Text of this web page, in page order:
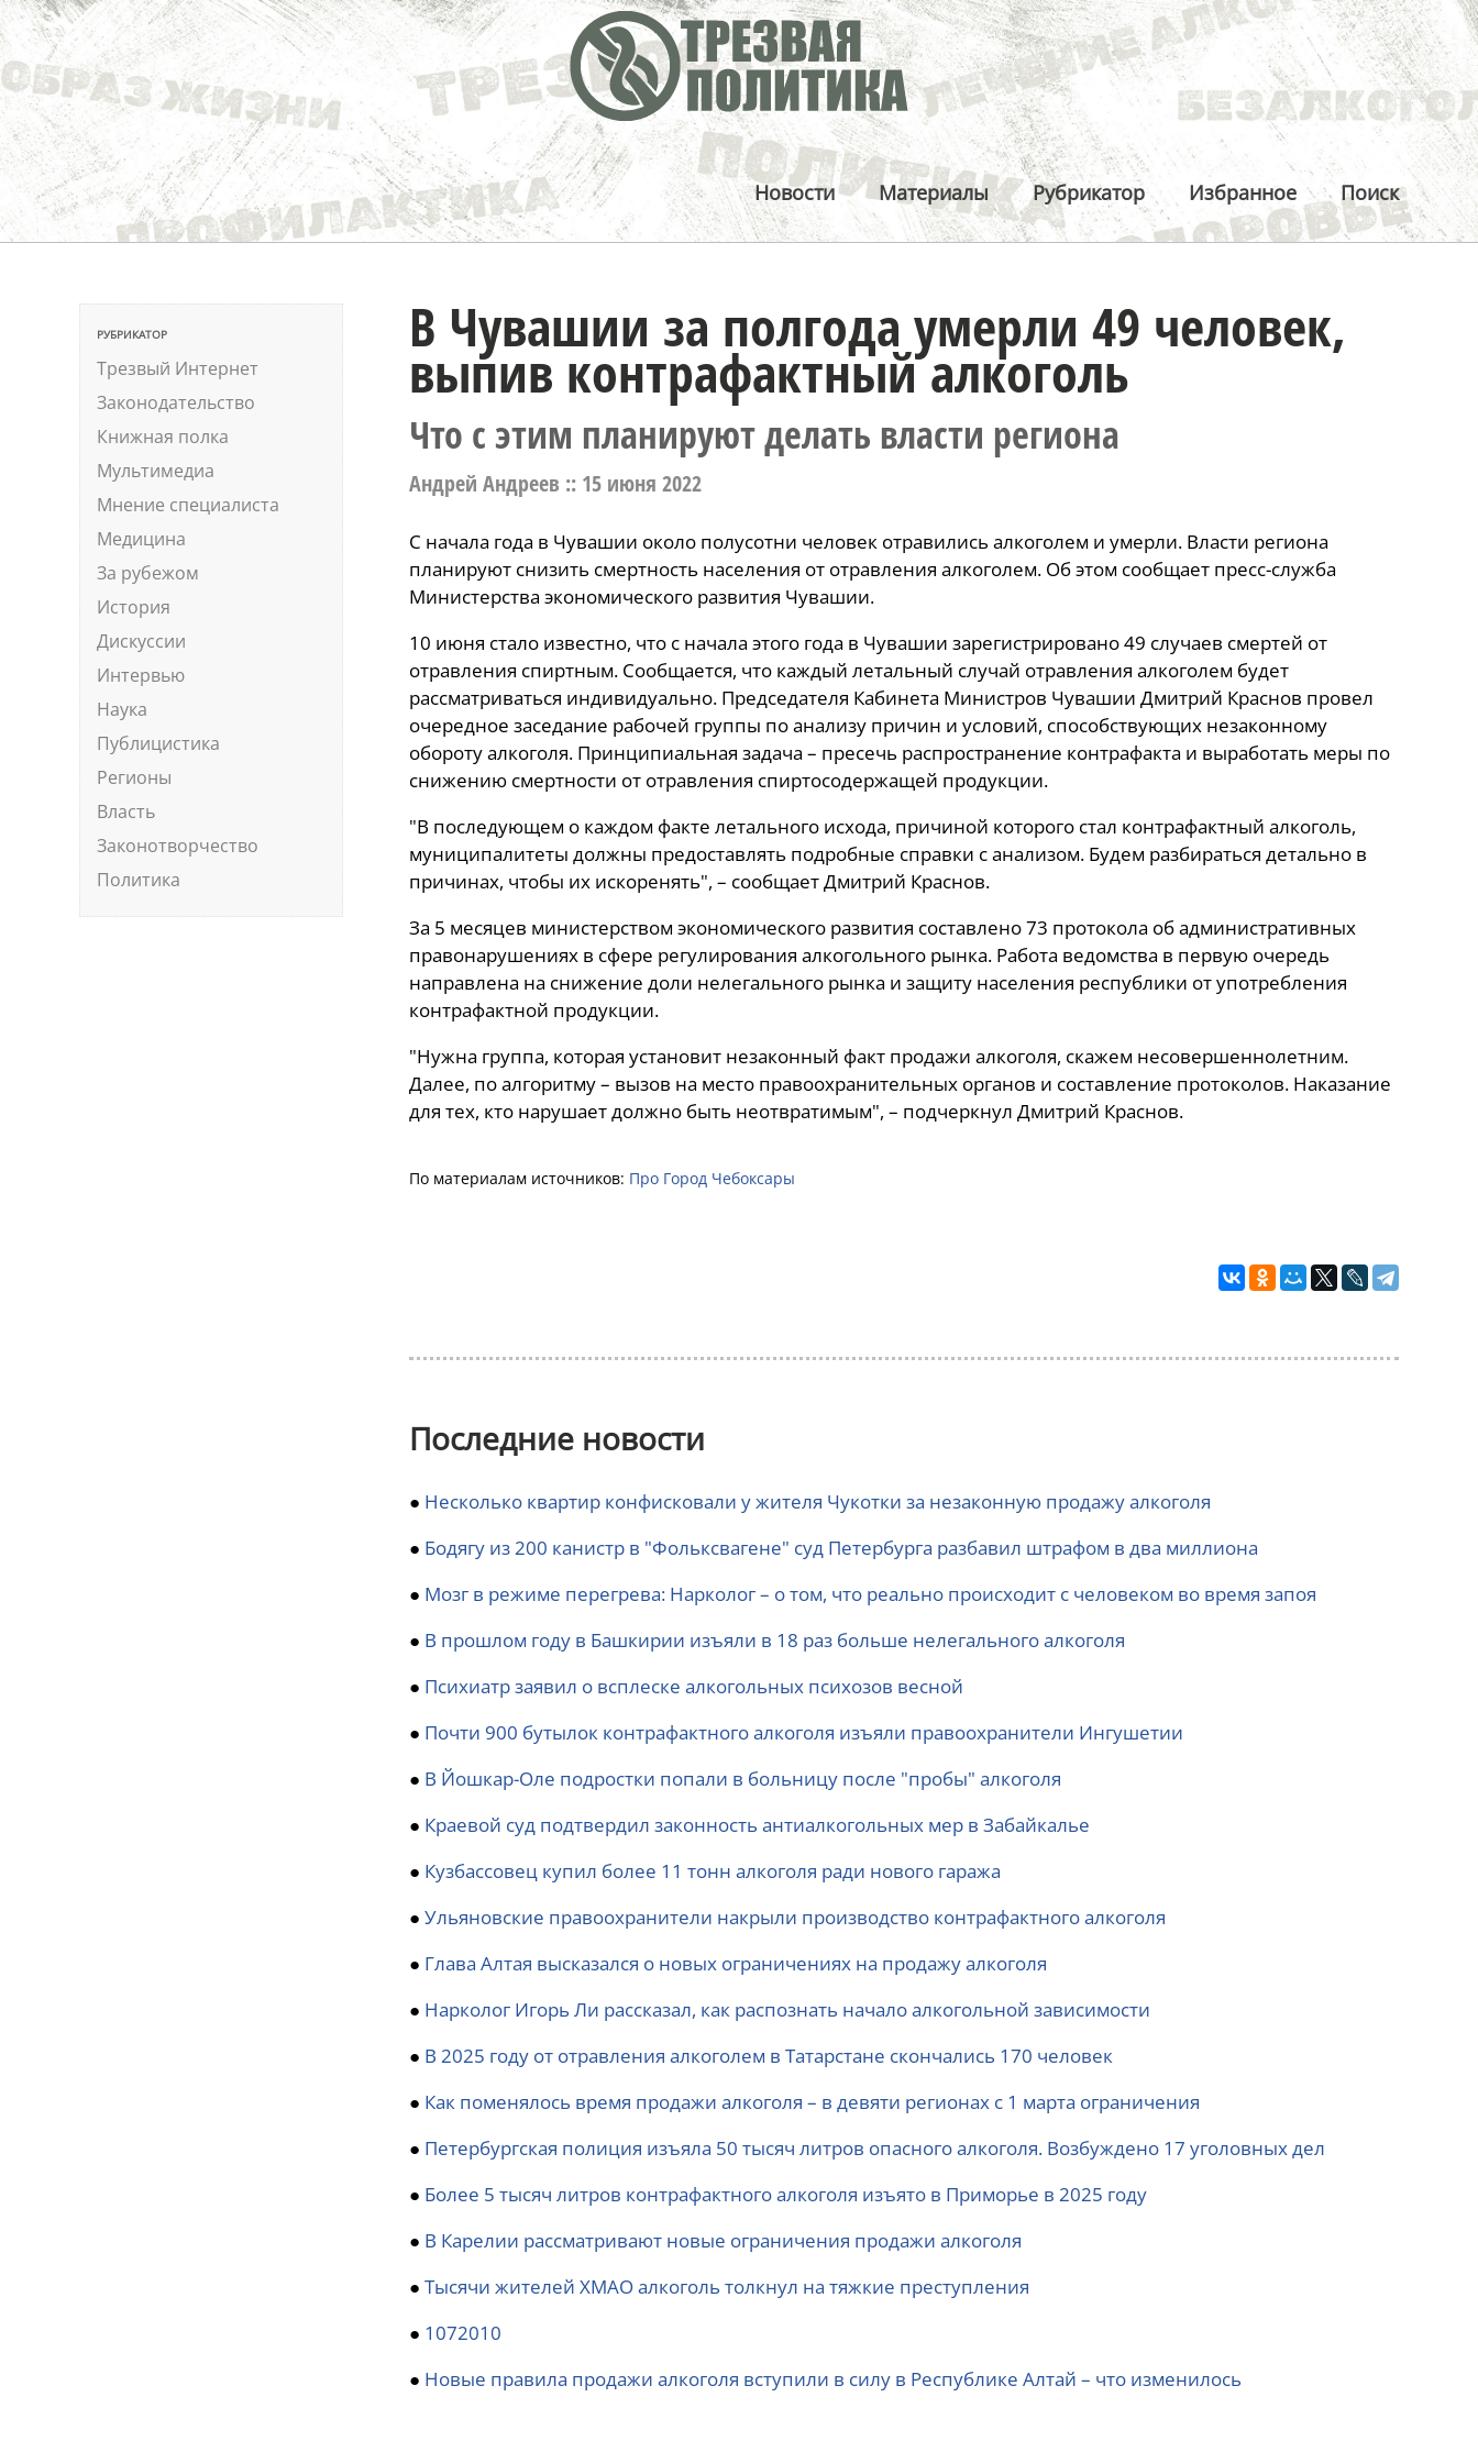
Новости Материалы Рубрикатор Избранное Поиск
РУБРИКАТОР
Трезвый Интернет
Законодательство
Книжная полка
Мультимедиа
Мнение специалиста
Медицина
За рубежом
История
Дискуссии
Интервью
Наука
Публицистика
Регионы
Власть
Законотворчество
Политика
В Чувашии за полгода умерли 49 человек,
выпив контрафактный алкоголь
Что с этим планируют делать власти региона
Андрей Андреев :: 15 июня 2022
С начала года в Чувашии около полусотни человек отравились алкоголем и умерли. Власти региона
планируют снизить смертность населения от отравления алкоголем. Об этом сообщает пресс-служба
Министерства экономического развития Чувашии.
10 июня стало известно, что с начала этого года в Чувашии зарегистрировано 49 случаев смертей от
отравления спиртным. Сообщается, что каждый летальный случай отравления алкоголем будет
рассматриваться индивидуально. Председателя Кабинета Министров Чувашии Дмитрий Краснов провел
очередное заседание рабочей группы по анализу причин и условий, способствующих незаконному
обороту алкоголя. Принципиальная задача – пресечь распространение контрафакта и выработать меры по
снижению смертности от отравления спиртосодержащей продукции.
"В последующем о каждом факте летального исхода, причиной которого стал контрафактный алкоголь,
муниципалитеты должны предоставлять подробные справки с анализом. Будем разбираться детально в
причинах, чтобы их искоренять", – сообщает Дмитрий Краснов.
За 5 месяцев министерством экономического развития составлено 73 протокола об административных
правонарушениях в сфере регулирования алкогольного рынка. Работа ведомства в первую очередь
направлена на снижение доли нелегального рынка и защиту населения республики от употребления
контрафактной продукции.
"Нужна группа, которая установит незаконный факт продажи алкоголя, скажем несовершеннолетним.
Далее, по алгоритму – вызов на место правоохранительных органов и составление протоколов. Наказание
для тех, кто нарушает должно быть неотвратимым", – подчеркнул Дмитрий Краснов.
По материалам источников: Про Город Чебоксары
Последние новости
● Несколько квартир конфисковали у жителя Чукотки за незаконную продажу алкоголя
● Бодягу из 200 канистр в "Фольксвагене" суд Петербурга разбавил штрафом в два миллиона
● Мозг в режиме перегрева: Нарколог – о том, что реально происходит с человеком во время запоя
● В прошлом году в Башкирии изъяли в 18 раз больше нелегального алкоголя
● Психиатр заявил о всплеске алкогольных психозов весной
● Почти 900 бутылок контрафактного алкоголя изъяли правоохранители Ингушетии
● В Йошкар-Оле подростки попали в больницу после "пробы" алкоголя
● Краевой суд подтвердил законность антиалкогольных мер в Забайкалье
● Кузбассовец купил более 11 тонн алкоголя ради нового гаража
● Ульяновские правоохранители накрыли производство контрафактного алкоголя
● Глава Алтая высказался о новых ограничениях на продажу алкоголя
● Нарколог Игорь Ли рассказал, как распознать начало алкогольной зависимости
● В 2025 году от отравления алкоголем в Татарстане скончались 170 человек
● Как поменялось время продажи алкоголя – в девяти регионах с 1 марта ограничения
● Петербургская полиция изъяла 50 тысяч литров опасного алкоголя. Возбуждено 17 уголовных дел
● Более 5 тысяч литров контрафактного алкоголя изъято в Приморье в 2025 году
● В Карелии рассматривают новые ограничения продажи алкоголя
● Тысячи жителей ХМАО алкоголь толкнул на тяжкие преступления
● 1072010
● Новые правила продажи алкоголя вступили в силу в Республике Алтай – что изменилось